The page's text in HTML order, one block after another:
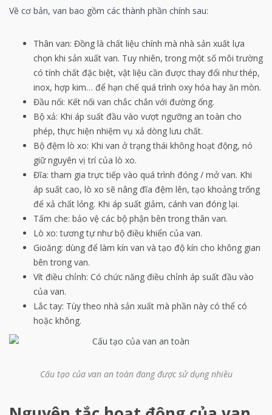
Về cơ bản, van bao gồm các thành phần chính sau:
Thân van: Đồng là chất liệu chính mà nhà sản xuất lựa
chọn khi sản xuất van. Tuy nhiên, trong một số môi trường
có tính chất đặc biệt, vật liệu cần được thay đổi như thép,
inox, hợp kim… để hạn chế quá trình oxy hóa hay ăn mòn.
Đầu nối: Kết nối van chắc chắn với đường ống.
Bộ xả: Khi áp suất đầu vào vượt ngưỡng an toàn cho
phép, thực hiện nhiệm vụ xả dòng lưu chất.
Bộ đệm lò xo: ​​Khi van ở trạng thái không hoạt động, nó
giữ nguyên vị trí của lò xo.
Đĩa: tham gia trực tiếp vào quá trình đóng / mở van. Khi
áp suất cao, lò xo sẽ ​​nâng đĩa đệm lên, tạo khoảng trống
để xả chất lỏng. Khi áp suất giảm, cánh van đóng lại.
Tấm che: bảo vệ các bộ phận bên trong thân van.
Lò xo: ​​tương tự như bộ điều khiển của van.
Gioăng: dùng để làm kín van và tạo độ kín cho không gian
bên trong van.
Vít điều chỉnh: Có chức năng điều chỉnh áp suất đầu vào
của van.
Lắc tay: Tùy theo nhà sản xuất mà phần này có thể có
hoặc không.
Cấu tạo của van an toàn đang được sử dụng nhiều